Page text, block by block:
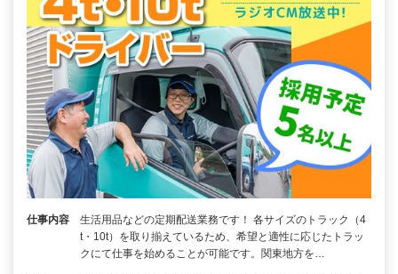
仕事内容
生活用品などの定期配送業務です！ 各サイズのトラック（4
t・10t）を取り揃えているため、希望と適性に応じたトラッ
クにて仕事を始めることが可能です。関東地方を…